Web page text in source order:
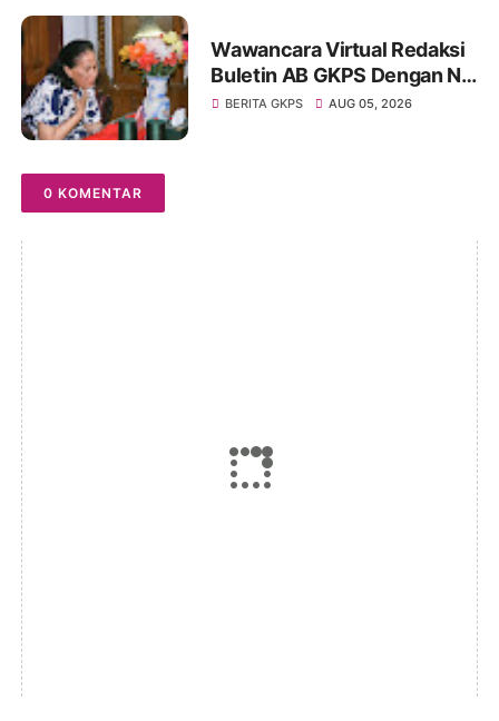
Wawancara Virtual Redaksi
Buletin AB GKPS Dengan Ny
St RK Purba Pakpak Boru
BERITA GKPS AUG 05, 2026
0 KOMENTAR